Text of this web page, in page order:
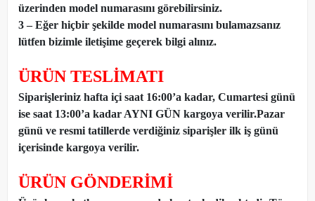
üzerinden model numarasını görebilirsiniz.
3 – Eğer hiçbir şekilde model numarasını bulamazsanız
lütfen bizimle iletişime geçerek bilgi alınız.
ÜRÜN TESLİMATI
Siparişleriniz hafta içi saat 16:00’a kadar, Cumartesi günü
ise saat 13:00’a kadar AYNI GÜN kargoya verilir.Pazar
günü ve resmi tatillerde verdiğiniz siparişler ilk iş günü
içerisinde kargoya verilir.
ÜRÜN GÖNDERİMİ